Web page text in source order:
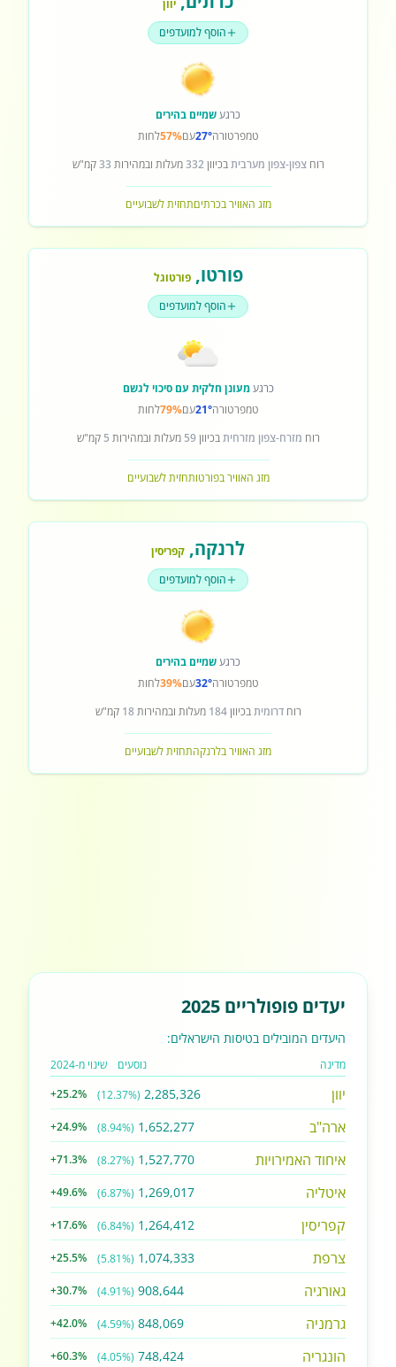
יוון
הוסף למועדפים
כרגעשמיים בהירים
טמפרטורה27°עם57%לחות
רוחצפון-צפון מערביתבכיוון332מעלות ובמהירות 33קמ"ש
מזג האוויר בכרתיםתחזית לשבועיים
פורטו,פורטוגל
הוסף למועדפים
כרגעמעונן חלקית עם סיכוי לגשם
טמפרטורה21°עם79%לחות
רוח מזרח-צפון מזרחיתבכיוון59 מעלות ובמהירות 5 קמ"ש
מזג האוויר בפורטותחזית לשבועיים
לרנקה, קפריסין
הוסף למועדפים
כרגעשמיים בהירים
טמפרטורה32°עם39%לחות
רוחדרומיתבכיוון184 מעלות ובמהירות18 קמ"ש
מזג האוויר בלרנקהתחזית לשבועיים
יעדים פופולריים 2025
היעדים המובילים בטיסות הישראלים:
מדינה נוסעים שינוי מ-2024
יוון 2,285,326
(12.37%)
+25.2%
ארה"ב 1,652,277
(8.94%)
+24.9%
איחוד האמירויות 1,527,770
(8.27%)
+71.3%
איטליה 1,269,017
(6.87%)
+49.6%
קפריסין 1,264,412
(6.84%)
+17.6%
צרפת 1,074,333
(5.81%)
+25.5%
גאורגיה 908,644
(4.91%)
+30.7%
גרמניה 848,069
(4.59%)
+42.0%
הונגריה 748,424
(4.05%)
+60.3%